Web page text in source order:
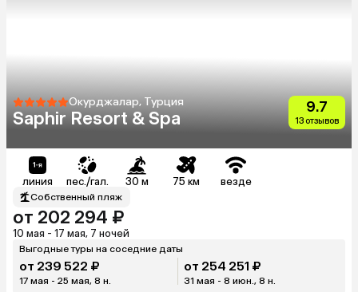
Окурджалар, Турция
Saphir Resort & Spa
9.7
13 отзывов
линия пес./гал. 30 м 75 км везде
Собственный пляж
от 202 294 ₽
10 мая - 17 мая, 7 ночей
Выгодные туры на соседние даты
от 239 522 ₽
17 мая - 25 мая, 8 н.
от 254 251 ₽
31 мая - 8 июн., 8 н.